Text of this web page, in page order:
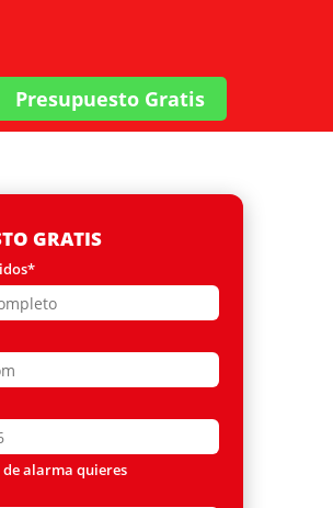
Presupuesto Gratis
GRATIS
de alarma quieres